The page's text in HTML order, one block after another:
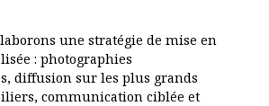
une stratégie de mise en
: photographies
diffusion sur les plus grands
communication ciblée et